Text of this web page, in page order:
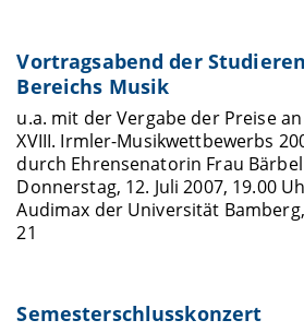
Vortragsabend der
Bereichs Musik
u.a. mit der Vergabe der Preise
XVIII. Irmler-Musikwettbewerbs
durch Ehrensenatorin Frau
Donnerstag, 12. Juli 2007, 19.00
Audimax der Universität
21
Semesterschlusskonzert